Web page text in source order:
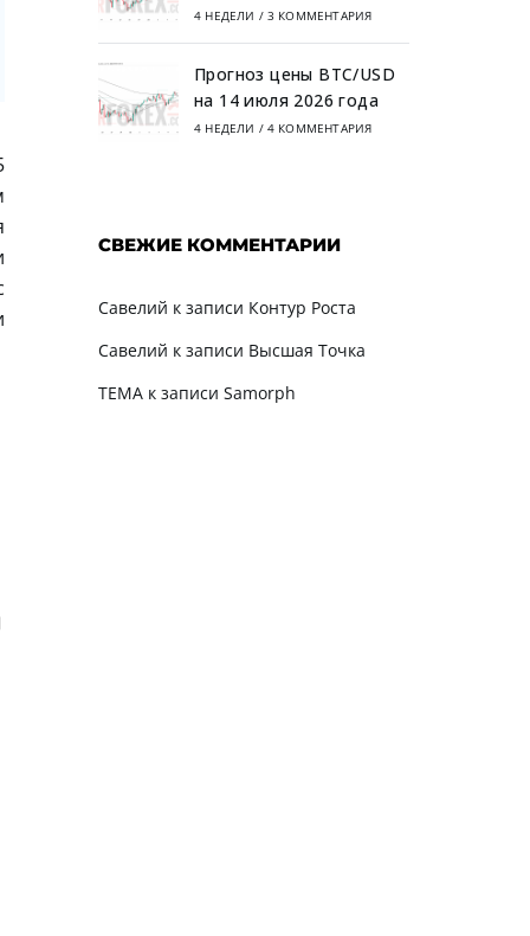
4 НЕДЕЛИ / 3 КОММЕНТАРИЯ
Прогноз цены BTC/USD
на 14 июля 2026 года
4 НЕДЕЛИ / 4 КОММЕНТАРИЯ
СВЕЖИЕ КОММЕНТАРИИ
Савелий к записи Контур Роста
Савелий к записи Высшая Точка
TEMAк записи Samorph